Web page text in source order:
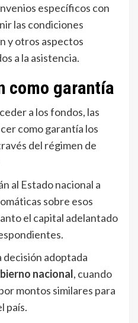
específicos con
las condiciones
y otros aspectos
a la asistencia.
como garantía
a los fondos, las
como garantía los
del régimen de
al Estado nacional a
sobre esos
el capital adelantado
decisión adoptada
nacional, cuando
montos similares para
país.